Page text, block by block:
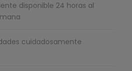
disponible 24 horas al
cuidadosamente